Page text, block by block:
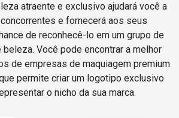
atraente e exclusivo ajudará você a
e fornecerá aos seus
de reconhecê-lo em um grupo de
Você pode encontrar a melhor
de empresas de maquiagem premium
permite criar um logotipo exclusivo
o nicho da sua marca.